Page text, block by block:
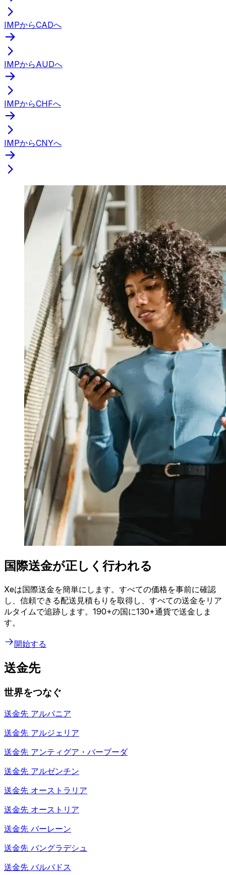
IMPからCADへ
IMPからAUDへ
IMPからCHFへ
IMPからCNYへ
国際送金が正しく行われる
Xeは国際送金を簡単にします。すべての価格を事前に確認
し、信頼できる配送見積もりを取得し、すべての送金をリア
ルタイムで追跡します。190+の国に130+通貨で送金しま
す。
開始する
送金先
世界をつなぐ
送金先 アルバニア
送金先 アルジェリア
送金先 アンティグア・バーブーダ
送金先 アルゼンチン
送金先 オーストラリア
送金先 オーストリア
送金先 バーレーン
送金先 バングラデシュ
送金先 バルバドス